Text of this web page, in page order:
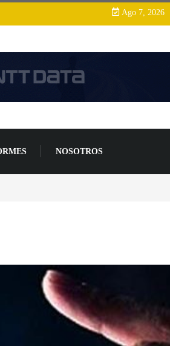
Ago 7, 2026
NOSOTROS